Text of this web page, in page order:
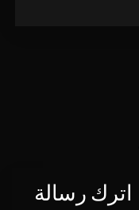
اترك رسالة